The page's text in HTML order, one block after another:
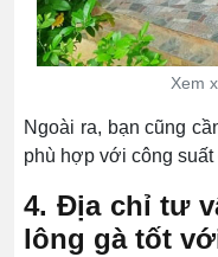
Xem
Ngoài ra, bạn cũng
phù hợp với công suất
4. Địa chỉ tư
lông gà tốt